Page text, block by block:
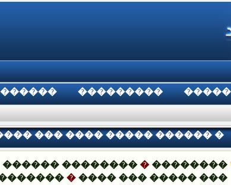
���������
��� ���� ����� ������ �
������ ��������� ��������
� ���� ��� ����� ���